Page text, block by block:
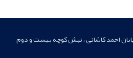
احمد کاشانی ، نبش کوچه بیست و دوم